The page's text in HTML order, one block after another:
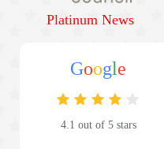
Platinum News
Google
4.1 out of 5 stars